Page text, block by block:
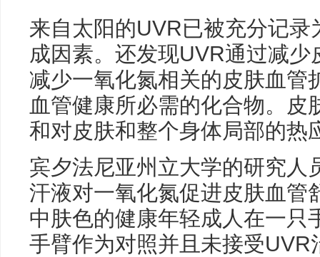
来自太阳的UVR已被充分记
成因素。还发现UVR通过减
减少一氧化氮相关的皮肤血管
血管健康所必需的化合物。
和对皮肤和整个身体局部的热
宾夕法尼亚州立大学的研究人
汗液对一氧化氮促进皮肤血管
中肤色的健康年轻成人在一只
手臂作为对照并且未接受